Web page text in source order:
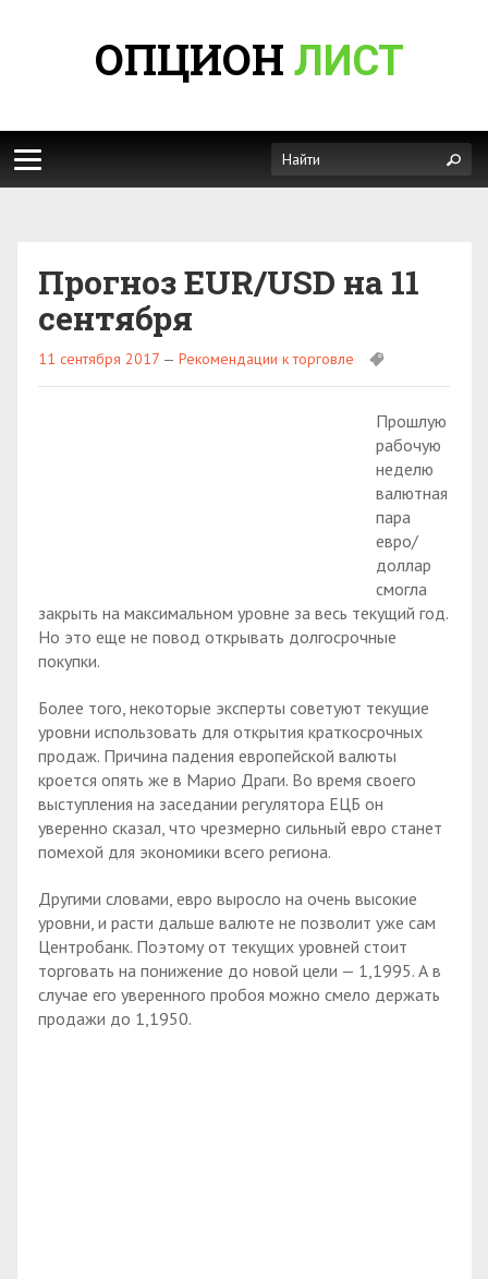
ОПЦИОН ЛИСТ
Прогноз EUR/USD на 11
сентября
11 сентября 2017 — Рекомендации к торговле
Прошлую
рабочую
неделю
валютная
пара
евро/
доллар
смогла
закрыть на максимальном уровне за весь текущий год.
Но это еще не повод открывать долгосрочные
покупки.
Более того, некоторые эксперты советуют текущие
уровни использовать для открытия краткосрочных
продаж. Причина падения европейской валюты
кроется опять же в Марио Драги. Во время своего
выступления на заседании регулятора ЕЦБ он
уверенно сказал, что чрезмерно сильный евро станет
помехой для экономики всего региона.
Другими словами, евро выросло на очень высокие
уровни, и расти дальше валюте не позволит уже сам
Центробанк. Поэтому от текущих уровней стоит
торговать на понижение до новой цели — 1,1995. А в
случае его уверенного пробоя можно смело держать
продажи до 1,1950.